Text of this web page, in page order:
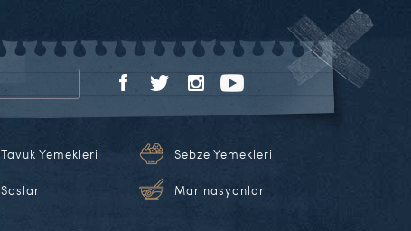
Tavuk Yemekleri Sebze Yemekleri
Soslar Marinasyonlar